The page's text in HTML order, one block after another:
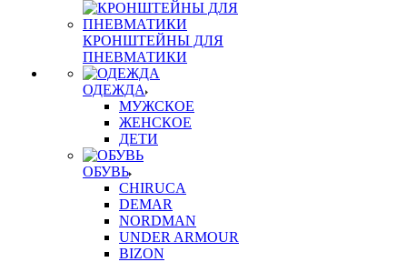
КРОНШТЕЙНЫ ДЛЯ
ПНЕВМАТИКИ
ОДЕЖДА
МУЖСКОЕ
ЖЕНСКОЕ
ДЕТИ
ОБУВЬ
CHIRUCA
DEMAR
NORDMAN
UNDER ARMOUR
BIZON